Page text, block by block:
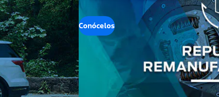
Conócelos